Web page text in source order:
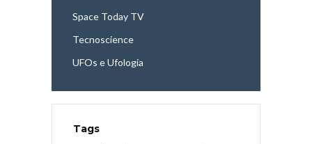
Space Today TV
Tecnoscience
UFOs e Ufologia
Tags